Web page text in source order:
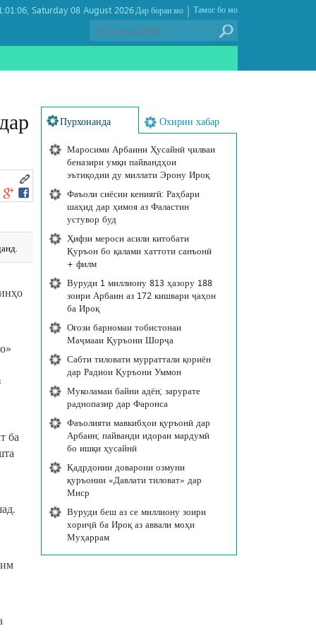
Saturday 08 August 2026 , Тамос бо мо
|
Дар бораи мо
ба
Пурхонанда Охирин хабар
Маросими Арбаини Ҳусайнӣ ҷилваи
беназири умқи пайвандҳои
эътиқодии ду миллати Эрону Ироқ
Фаъоли сиёсии кениягӣ: Раҳбари
шаҳид дар ҳимоя аз Фаластин
устувор буд
Ҳифзи мероси асили китобати
Қуръон бо қалами хаттоти санъонӣ
+ филм
Вуруди 1 миллиону 813 ҳазору 188
зоири Арбаин аз 172 кишвари ҷаҳон
ба Ироқ
Оғози барномаи тобистонаи
Маҷмааи Қуръони Шорҷа
Сабти тиловати мурраттали қориён
дар Радиои Қуръони Уммон
Муколамаи байни адён; зарурате
раднопазир дар Фаронса
Фаъолияти мавкибҳои қуръонӣ дар
Арбаин; пайванди идораи мардумӣ
бо ишқи ҳусайнӣ
Қадрдонии доварони озмуни
қуръонии «Давлати тиловат» дар
Миср
Вуруди беш аз се миллиону зоири
хориҷӣ ба Ироқ аз аввали моҳи
Муҳаррам